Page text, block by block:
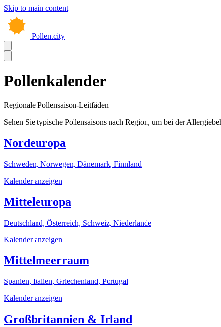
Skip to main content
Pollen.city
Pollenkalender
Regionale Pollensaison-Leitfäden
Sehen Sie typische Pollensaisons nach Region, um bei der
Nordeuropa
Schweden, Norwegen, Dänemark, Finnland
Kalender anzeigen
Mitteleuropa
Deutschland, Österreich, Schweiz, Niederlande
Kalender anzeigen
Mittelmeerraum
Spanien, Italien, Griechenland, Portugal
Kalender anzeigen
Großbritannien & Irland